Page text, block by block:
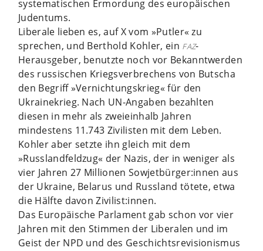
systematischen Ermordung des europäischen
Judentums.
Liberale lieben es, auf X vom »Putler« zu
sprechen, und Berthold Kohler, ein FAZ-
Herausgeber, benutzte noch vor Bekanntwerden
des russischen Kriegsverbrechens von Butscha
den Begriff »Vernichtungskrieg« für den
Ukrainekrieg. Nach UN-Angaben bezahlten
diesen in mehr als zweieinhalb Jahren
mindestens 11.743 Zivilisten mit dem Leben.
Kohler aber setzte ihn gleich mit dem
»Russlandfeldzug« der Nazis, der in weniger als
vier Jahren 27 Millionen Sowjetbürger:innen aus
der Ukraine, Belarus und Russland tötete, etwa
die Hälfte davon Zivilist:innen.
Das Europäische Parlament gab schon vor vier
Jahren mit den Stimmen der Liberalen und im
Geist der NPD und des Geschichtsrevisionismus